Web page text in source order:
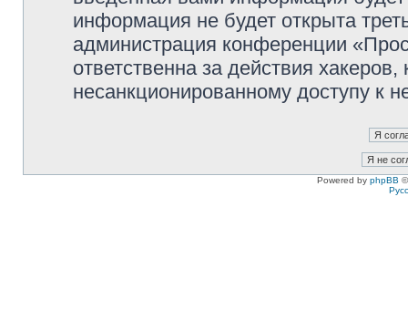
информация не будет открыта
администрация конференции
ответственна за действия
несанкционированному доступу к
Powered by phpBB